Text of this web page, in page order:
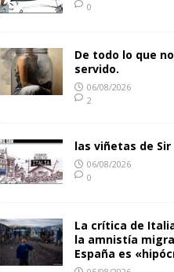
0
De todo lo que
servido.
06/08/2026
2
las viñetas de Sir
06/08/2026
0
La crítica de
la amnistía
España es